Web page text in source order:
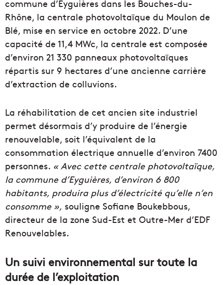
commune d’Eyguières dans les Bouches-du-
Rhône, la centrale photovoltaïque du Moulon de
Blé, mise en service en octobre 2022. D’une
capacité de 11,4 MWc, la centrale est composée
d’environ 21 330 panneaux photovoltaïques
répartis sur 9 hectares d’une ancienne carrière
d’extraction de colluvions.
La réhabilitation de cet ancien site industriel
permet désormais d’y produire de l’énergie
renouvelable, soit l’équivalent de la
consommation électrique annuelle d’environ 7400
personnes. « Avec cette centrale photovoltaïque,
la commune d’Eyguières, d’environ 6 800
habitants, produira plus d’électricité qu’elle n’en
consomme », souligne Sofiane Boukebbous,
directeur de la zone Sud-Est et Outre-Mer d’EDF
Renouvelables.
Un suivi environnemental sur toute la
durée de l’exploitation